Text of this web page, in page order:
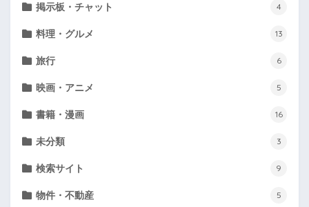
掲示板・チャット 4
料理・グルメ 13
旅行 6
映画・アニメ 5
書籍・漫画 16
未分類 3
検索サイト 9
物件・不動産 5